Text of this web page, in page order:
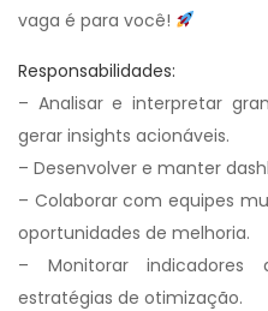
vaga é para você!
Responsabilidades:
– Analisar e interpretar
gerar insights acionáveis.
– Desenvolver e manter
– Colaborar com equipes
oportunidades de melhoria.
– Monitorar
estratégias de otimização.